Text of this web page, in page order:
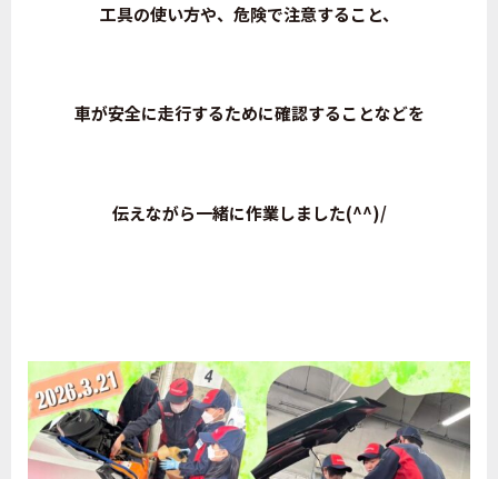
工具の使い方や、危険で注意すること、
車が安全に走行するために確認することなどを
伝えながら一緒に作業しました(^^)/